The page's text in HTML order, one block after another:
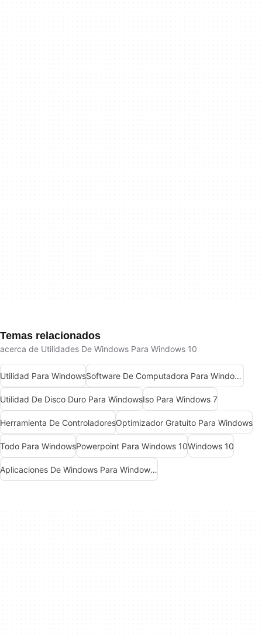
Temas relacionados
acerca de Utilidades De Windows Para Windows 10
Utilidad Para Windows Software De Computadora Para Windows
Utilidad De Disco Duro Para WindowsIso Para Windows 7
Herramienta De ControladoresOptimizador Gratuito Para Windows
Todo Para WindowsPowerpoint Para Windows 10Windows 10
Aplicaciones De Windows Para Windows 10